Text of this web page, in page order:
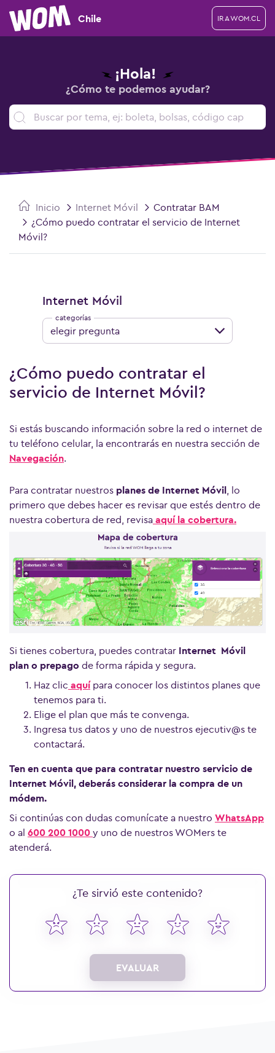
Chile IR A WOM.CL
¡Hola!
¿Cómo te podemos ayudar?
Inicio Internet Móvil
Contratar BAM
¿Cómo puedo contratar el servicio de Internet
Móvil?
¿Cómo puedo contratar el
servicio de Internet Móvil?
Si estás buscando información sobre la red o internet de
tu teléfono celular, la encontrarás en nuestra sección de
Navegación.
Para contratar nuestros planes de Internet Móvil, lo
primero que debes hacer es revisar que estés dentro de
nuestra cobertura de red, revisa aquí la cobertura.
Si tienes cobertura, puedes contratar Internet Móvil
plan o prepago de forma rápida y segura.
Haz clic aquípara conocer los distintos planes que
tenemos para ti.
Elige el plan que más te convenga.
Ingresa tus datos y uno de nuestros ejecutiv@s te
contactará.
Ten en cuenta que para contratar nuestro servicio de
Internet Móvil, deberás considerar la compra de un
módem.
Si continúas con dudas comunícate a nuestro WhatsApp
o al 600 200 1000 y uno de nuestros WOMers te
atenderá.
¿Te sirvió este contenido?
EVALUAR
Internet Móvil
elegir pregunta
Ver más preguntas